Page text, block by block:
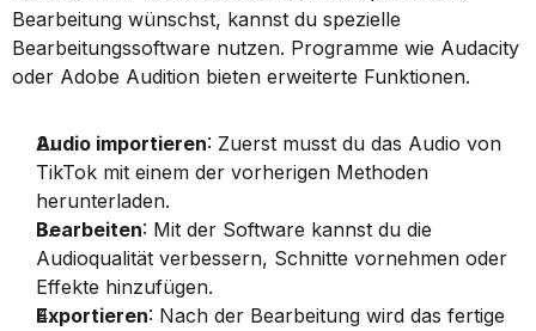
Bearbeitung wünschst, kannst du spezielle
Bearbeitungssoftware nutzen. Programme wie Audacity
oder Adobe Audition bieten erweiterte Funktionen.
Audio importieren: Zuerst musst du das Audio von
TikTok mit einem der vorherigen Methoden
herunterladen.
Bearbeiten: Mit der Software kannst du die
Audioqualität verbessern, Schnitte vornehmen oder
Effekte hinzufügen.
Exportieren: Nach der Bearbeitung wird das fertige